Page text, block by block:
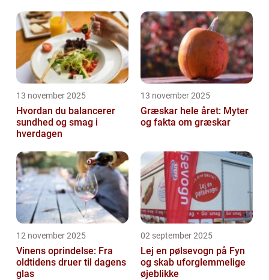
13 november 2025
Hvordan du balancerer
sundhed og smag i
hverdagen
13 november 2025
Græskar hele året: Myter
og fakta om græskar
12 november 2025
Vinens oprindelse: Fra
oldtidens druer til dagens
glas
02 september 2025
Lej en pølsevogn på Fyn
og skab uforglemmelige
øjeblikke